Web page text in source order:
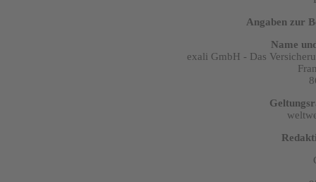
Angaben zur
Name
exali GmbH - Das